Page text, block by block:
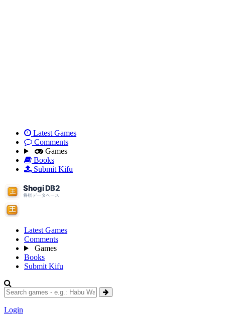
Latest Games
Comments
Games
Books
Submit Kifu
Latest Games
Comments
Games
Books
Submit Kifu
Login